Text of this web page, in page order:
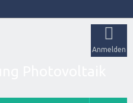
Anmelden